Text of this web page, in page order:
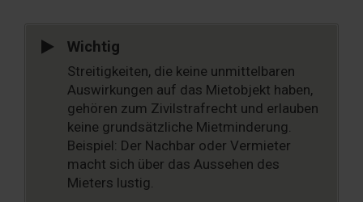
Wichtig
Streitigkeiten, die keine unmittelbaren
Auswirkungen auf das Mietobjekt haben,
gehören zum Zivilstrafrecht und erlauben
keine grundsätzliche Mietminderung.
Beispiel: Der Nachbar oder Vermieter
macht sich über das Aussehen des
Mieters lustig.